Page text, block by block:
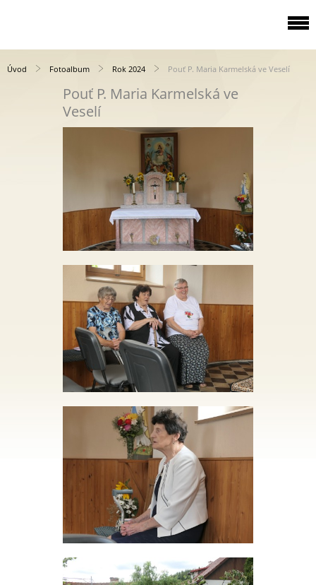
Úvod Fotoalbum Rok 2024 Pouť P. Maria Karmelská ve Veselí
Pouť P. Maria Karmelská ve
Veselí